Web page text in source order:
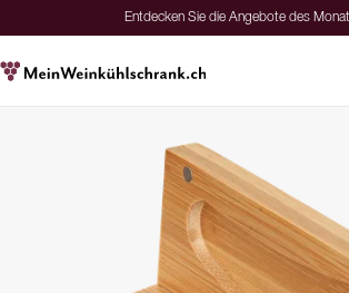
Entdecken Sie die Angebote des